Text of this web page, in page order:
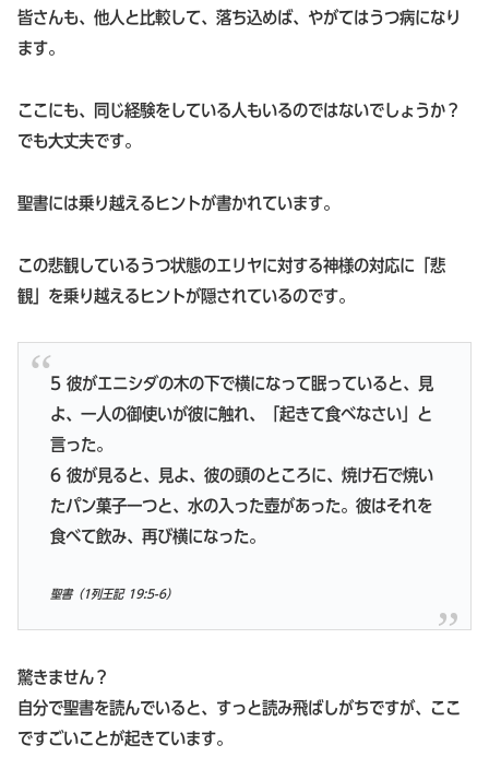
皆さんも、他人と比較して、落ち込めば、やがてはうつ病になり
ます。
ここにも、同じ経験をしている人もいるのではないでしょうか？
でも大丈夫です。
聖書には乗り越えるヒントが書かれています。
この悲観しているうつ状態のエリヤに対する神様の対応に「悲
観」を乗り越えるヒントが隠されているのです。
5 彼がエニシダの木の下で横になって眠っていると、見
よ、一人の御使いが彼に触れ、「起きて食べなさい」と
言った。
6 彼が見ると、見よ、彼の頭のところに、焼け石で焼い
たパン菓子一つと、水の入った壺があった。彼はそれを
食べて飲み、再び横になった。
聖書（1列王記 19:5-6）
驚きません？
自分で聖書を読んでいると、すっと読み飛ばしがちですが、ここ
ですごいことが起きています。